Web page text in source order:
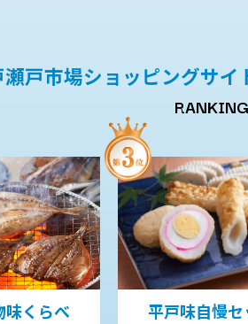
戸市場ショッピングサイ
RANKING
味くらべ 平戸味自慢セ